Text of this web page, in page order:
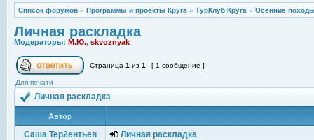
Список форумов » Программы и проекты Круга » ТурКлуб Круга » Осенние
Личная раскладка
Модераторы: М.Ю., skvoznyak
Страница 1 из 1 [ 1 сообщение ]
Для печати
Личная раскладка
Автор
Саша Тер2ентьев
Личная раскладка